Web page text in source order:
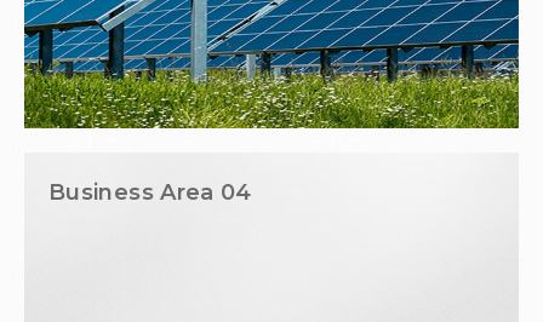
Business Area 04